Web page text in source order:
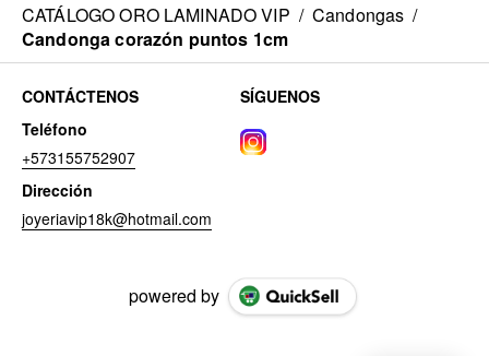
CATÁLOGO ORO LAMINADO VIP / Candongas /
Candonga corazón puntos 1cm
CONTÁCTENOS
Teléfono
+573155752907
Dirección
joyeriavip18k@hotmail.com
SÍGUENOS
powered by